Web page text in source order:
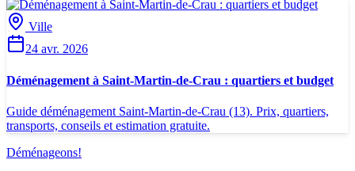
Ville
24 avr. 2026
Déménagement à Saint-Martin-de-Crau : quartiers et budget
Guide déménagement Saint-Martin-de-Crau (13). Prix, quartiers,
transports, conseils et estimation gratuite.
Déménageons!